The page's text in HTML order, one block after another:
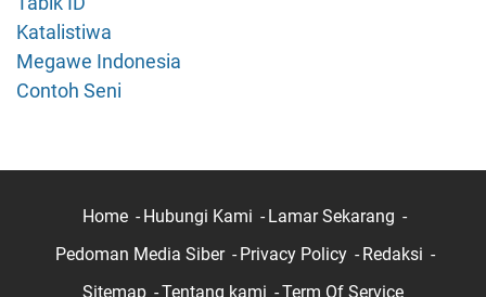
Katalistiwa
Megawe Indonesia
Contoh Seni
Home Hubungi Kami
Lamar Sekarang
Pedoman Media Siber
Privacy Policy
Redaksi
Sitemap
Tentang kami Term Of Service